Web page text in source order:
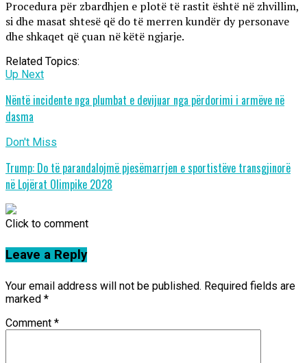
Procedura për zbardhjen e plotë të rastit është në zhvillim,
si dhe masat shtesë që do të merren kundër dy personave
dhe shkaqet që çuan në këtë ngjarje.
Related Topics:
Up Next
Nëntë incidente nga plumbat e devijuar nga përdorimi i armëve në
dasma
Don't Miss
Trump: Do të parandalojmë pjesëmarrjen e sportistëve transgjinorë
në Lojërat Olimpike 2028
Click to comment
Leave a Reply
Your email address will not be published. Required fields are
marked *
Comment *